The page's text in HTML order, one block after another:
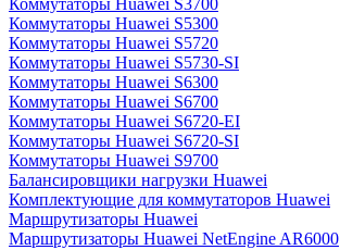
Коммутаторы Huawei S3700
Коммутаторы Huawei S5300
Коммутаторы Huawei S5720
Коммутаторы Huawei S5730-SI
Коммутаторы Huawei S6300
Коммутаторы Huawei S6700
Коммутаторы Huawei S6720-EI
Коммутаторы Huawei S6720-SI
Коммутаторы Huawei S9700
Балансировщики нагрузки Huawei
Комплектующие для коммутаторов Huawei
Маршрутизаторы Huawei
Маршрутизаторы Huawei NetEngine AR6000